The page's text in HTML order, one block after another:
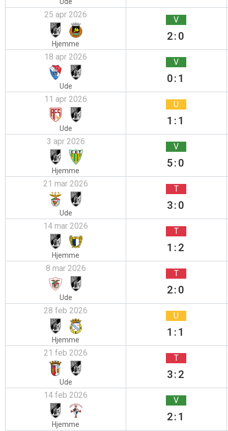
25 apr 2026
Hjemme
V
2:0
18 apr 2026
Ude
V
0:1
11 apr 2026
Ude
U
1:1
3 apr 2026
Hjemme
V
5:0
21 mar 2026
Ude
T
3:0
14 mar 2026
Hjemme
T
1:2
8 mar 2026
Ude
T
2:0
28 feb 2026
Hjemme
U
1:1
21 feb 2026
Ude
T
3:2
14 feb 2026
Hjemme
V
2:1